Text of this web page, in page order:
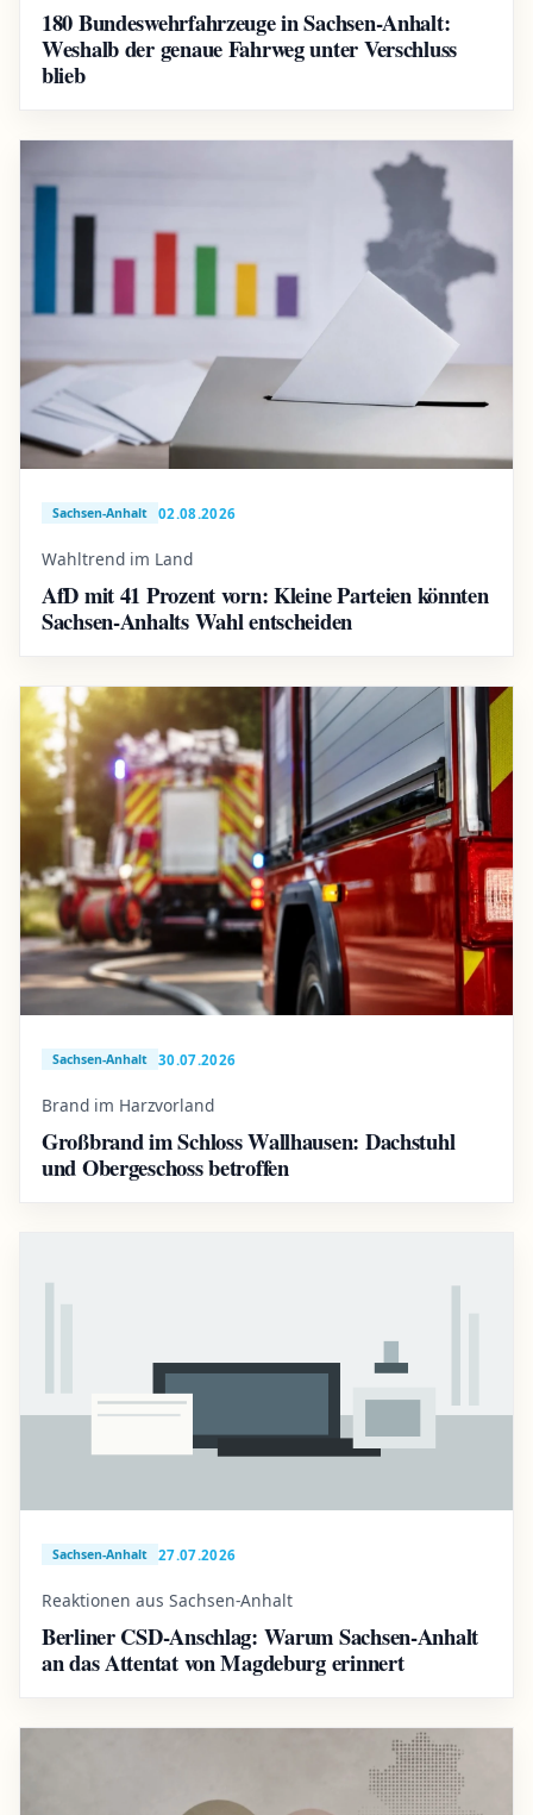
180 Bundeswehrfahrzeuge in Sachsen-Anhalt:
Weshalb der genaue Fahrweg unter Verschluss
blieb
Sachsen-Anhalt 02.08.2026
Wahltrend im Land
AfD mit 41 Prozent vorn: Kleine Parteien könnten
Sachsen-Anhalts Wahl entscheiden
Sachsen-Anhalt 30.07.2026
Brand im Harzvorland
Großbrand im Schloss Wallhausen: Dachstuhl
und Obergeschoss betroffen
Sachsen-Anhalt 27.07.2026
Reaktionen aus Sachsen-Anhalt
Berliner CSD-Anschlag: Warum Sachsen-Anhalt
an das Attentat von Magdeburg erinnert